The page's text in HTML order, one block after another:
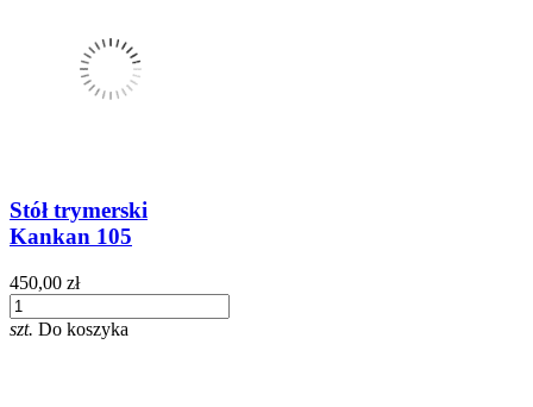
Stół trymerski
Kankan 105
450,00 zł
szt. Do koszyka